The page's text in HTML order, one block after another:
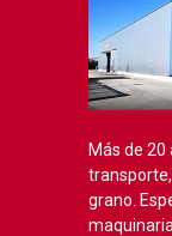
Más de
grano.